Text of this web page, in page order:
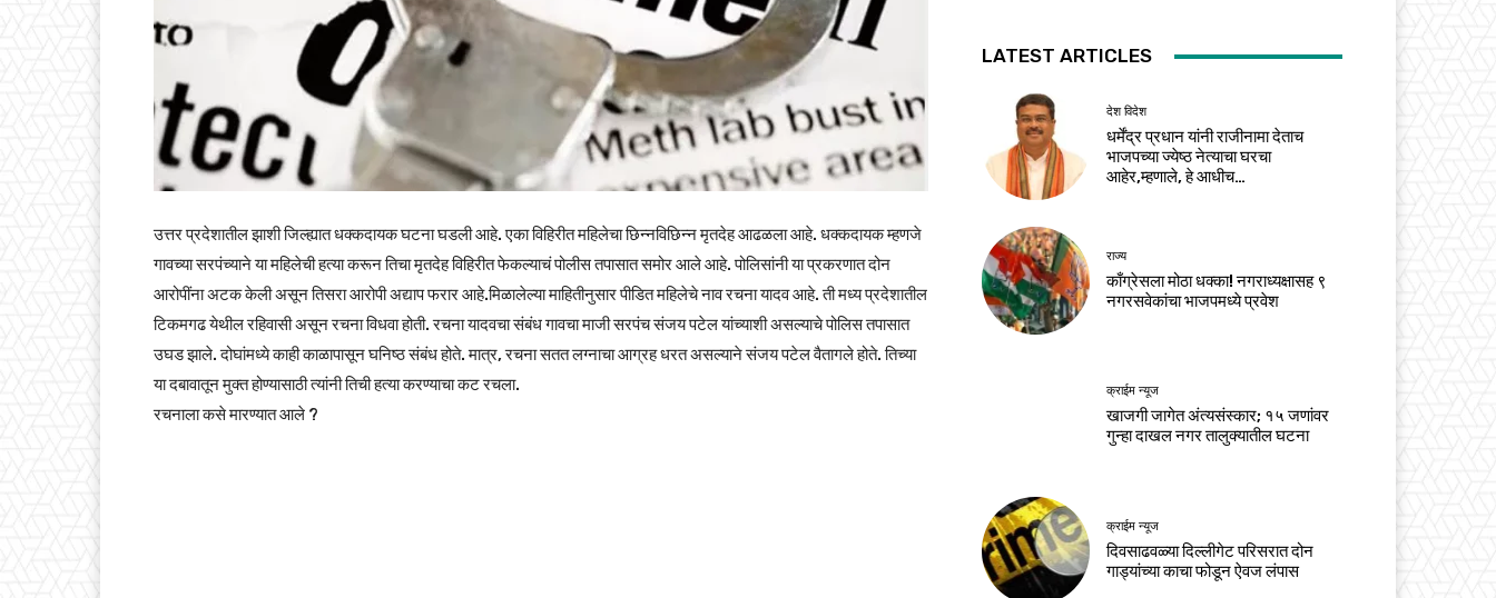
उत्तर प्रदेशातील झाशी जिल्ह्यात धक्कदायक घटना घडली आहे. एका विहिरीत महिलेचा छिन्नविछिन्न मृतदेह आढळला आहे. धक्कदायक म्हणजे
गावच्या सरपंच्याने या महिलेची हत्या करून तिचा मृतदेह विहिरीत फेकल्याचं पोलीस तपासात समोर आले आहे. पोलिसांनी या प्रकरणात दोन
आरोपींना अटक केली असून तिसरा आरोपी अद्याप फरार आहे.मिळालेल्या माहितीनुसार पीडित महिलेचे नाव रचना यादव आहे. ती मध्य प्रदेशातील
टिकमगढ येथील रहिवासी असून रचना विधवा होती. रचना यादवचा संबंध गावचा माजी सरपंच संजय पटेल यांच्याशी असल्याचे पोलिस तपासात
उघड झाले. दोघांमध्ये काही काळापासून घनिष्ठ संबंध होते. मात्र, रचना सतत लग्नाचा आग्रह धरत असल्याने संजय पटेल वैतागले होते. तिच्या
या दबावातून मुक्त होण्यासाठी त्यांनी तिची हत्या करण्याचा कट रचला.
रचनाला कसे मारण्यात आले ?
LATEST ARTICLES
देश विदेश
धर्मेंद्र प्रधान यांनी राजीनामा देताच
भाजपच्या ज्येष्ठ नेत्याचा घरचा
आहेर,म्हणाले, हे आधीच…
राज्य
काँग्रेसला मोठा धक्का! नगराध्यक्षासह ९
नगरसवेकांचा भाजपमध्ये प्रवेश
क्राईम न्यूज
खाजगी जागेत अंत्यसंस्कार; १५ जणांवर
गुन्हा दाखल नगर तालुक्यातील घटना
क्राईम न्यूज
दिवसाढवळ्या दिल्लीगेट परिसरात दोन
गाड्यांच्या काचा फोडून ऐवज लंपास